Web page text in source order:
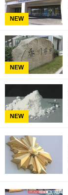
NEW
NEW
NEW